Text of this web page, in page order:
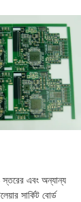
এবং অন্যান্য
সার্কিট বোর্ড